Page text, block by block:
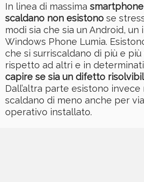
In linea di massima
scaldano non esistono se
modi sia che sia un Android, un
Windows Phone Lumia.
che si surriscaldano di più e
rispetto ad altri e in
capire se sia un difetto
Dall’altra parte esistono
scaldano di meno anche per
operativo installato.